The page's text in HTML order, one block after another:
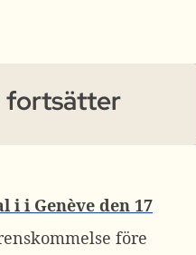
fortsätter
i i Genève den 17
före